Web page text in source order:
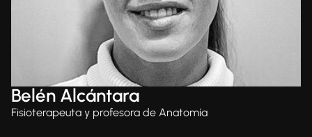
Belén Alcántara
Fisioterapeuta y profesora de Anatomía